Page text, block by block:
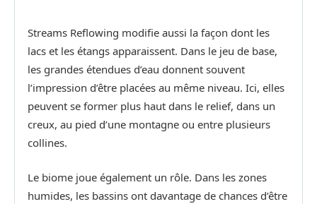
Streams Reflowing modifie aussi la façon dont les
lacs et les étangs apparaissent. Dans le jeu de base,
les grandes étendues d’eau donnent souvent
l’impression d’être placées au même niveau. Ici, elles
peuvent se former plus haut dans le relief, dans un
creux, au pied d’une montagne ou entre plusieurs
collines.
Le biome joue également un rôle. Dans les zones
humides, les bassins ont davantage de chances d’être